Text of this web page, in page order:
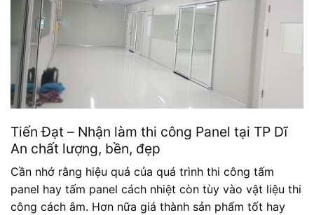
Tiến Đạt – Nhận làm thi công Panel tại TP Dĩ
An chất lượng, bền, đẹp
Cần nhớ rằng hiệu quả của quá trình thi công tấm
panel hay tấm panel cách nhiệt còn tùy vào vật liệu thi
công cách âm. Hơn nữa giá thành sản phẩm tốt hay